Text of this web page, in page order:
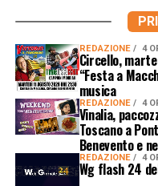
REDAZIONE 4
Circello,
“Festa a
musica
REDAZIONE 4
Vinalia,
Toscano a
Benevento e
REDAZIONE 4
Wg flash 24